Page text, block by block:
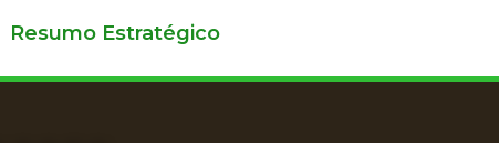
Resumo Estratégico